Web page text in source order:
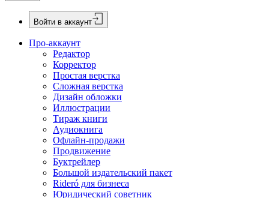
Войти в аккаунт
Про-аккаунт
Редактор
Корректор
Простая верстка
Сложная верстка
Дизайн обложки
Иллюстрации
Тираж книги
Аудиокнига
Офлайн-продажи
Продвижение
Буктрейлер
Большой издательский пакет
Rideró для бизнеса
Юридический советник